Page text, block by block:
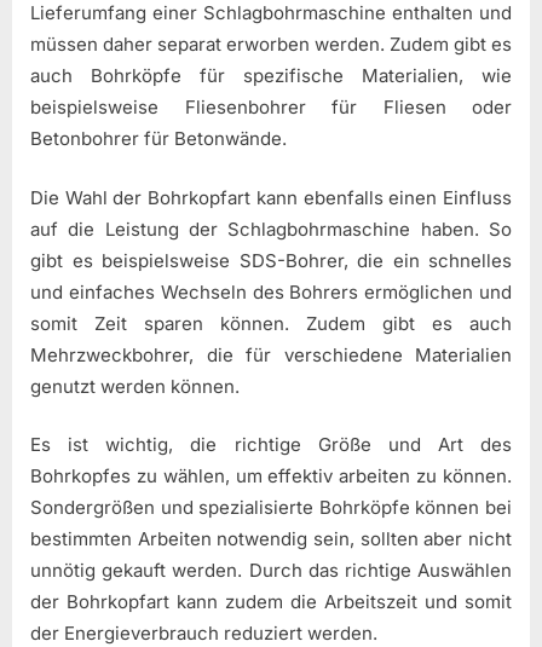
Lieferumfang einer Schlagbohrmaschine enthalten und
müssen daher separat erworben werden. Zudem gibt es
auch Bohrköpfe für spezifische Materialien, wie
beispielsweise Fliesenbohrer für Fliesen oder
Betonbohrer für Betonwände.
Die Wahl der Bohrkopfart kann ebenfalls einen Einfluss
auf die Leistung der Schlagbohrmaschine haben. So
gibt es beispielsweise SDS-Bohrer, die ein schnelles
und einfaches Wechseln des Bohrers ermöglichen und
somit Zeit sparen können. Zudem gibt es auch
Mehrzweckbohrer, die für verschiedene Materialien
genutzt werden können.
Es ist wichtig, die richtige Größe und Art des
Bohrkopfes zu wählen, um effektiv arbeiten zu können.
Sondergrößen und spezialisierte Bohrköpfe können bei
bestimmten Arbeiten notwendig sein, sollten aber nicht
unnötig gekauft werden. Durch das richtige Auswählen
der Bohrkopfart kann zudem die Arbeitszeit und somit
der Energieverbrauch reduziert werden.